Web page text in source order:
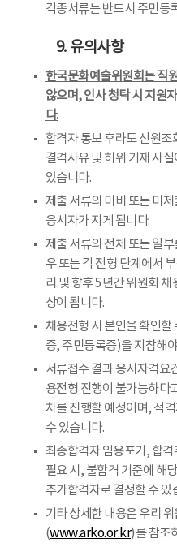
각종서류는 반드시 주민등
9. 유의사항
한국문화예술위원회는 직
않으며, 인사 청탁 시 지원
다.
합격자 통보 후라도 신원
결격사유 및 허위 기재 사
있습니다.
제출 서류의 미비 또는 미
응시자가 지게 됩니다.
제출 서류의 전체 또는 일
우 또는 각 전형 단계에서
리 및 향후 5년간 위원회 채
상이 됩니다.
채용전형 시 본인을 확인할
증, 주민등록증)을 지참해
서류접수 결과 응시자격요
용전형 진행이 불가능하다
차를 진행할 예정이며, 적
수 있습니다.
최종합격자 임용포기, 합
필요 시, 불합격 기준에 해
추가합격자로 결정할 수 있
기타 상세한 내용은 우리
(www.arko.or.kr)를 참조